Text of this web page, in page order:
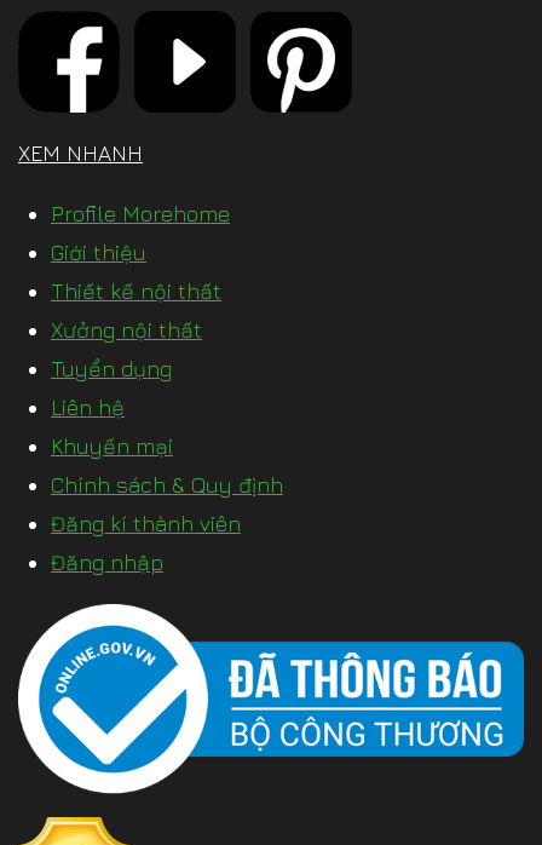
XEM NHANH
Profile Morehome
Giới thiệu
Thiết kế nội thất
Xưởng nội thất
Tuyển dụng
Liên hệ
Khuyến mại
Chính sách & Quy định
Đăng kí thành viên
Đăng nhập